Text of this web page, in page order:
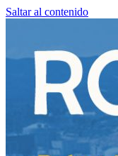
Saltar al contenido